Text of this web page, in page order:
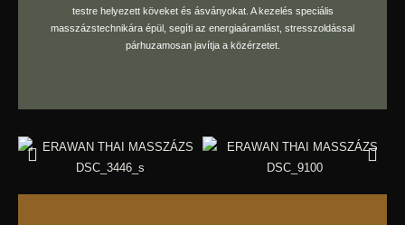
testre helyezett köveket és ásványokat. A kezelés speciális
masszázstechnikára épül, segíti az energiaáramlást, stresszoldással
párhuzamosan javítja a közérzetet.